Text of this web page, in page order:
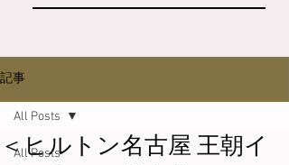
記事
All Posts
All Posts
＜ヒルトン名古屋 王朝イ